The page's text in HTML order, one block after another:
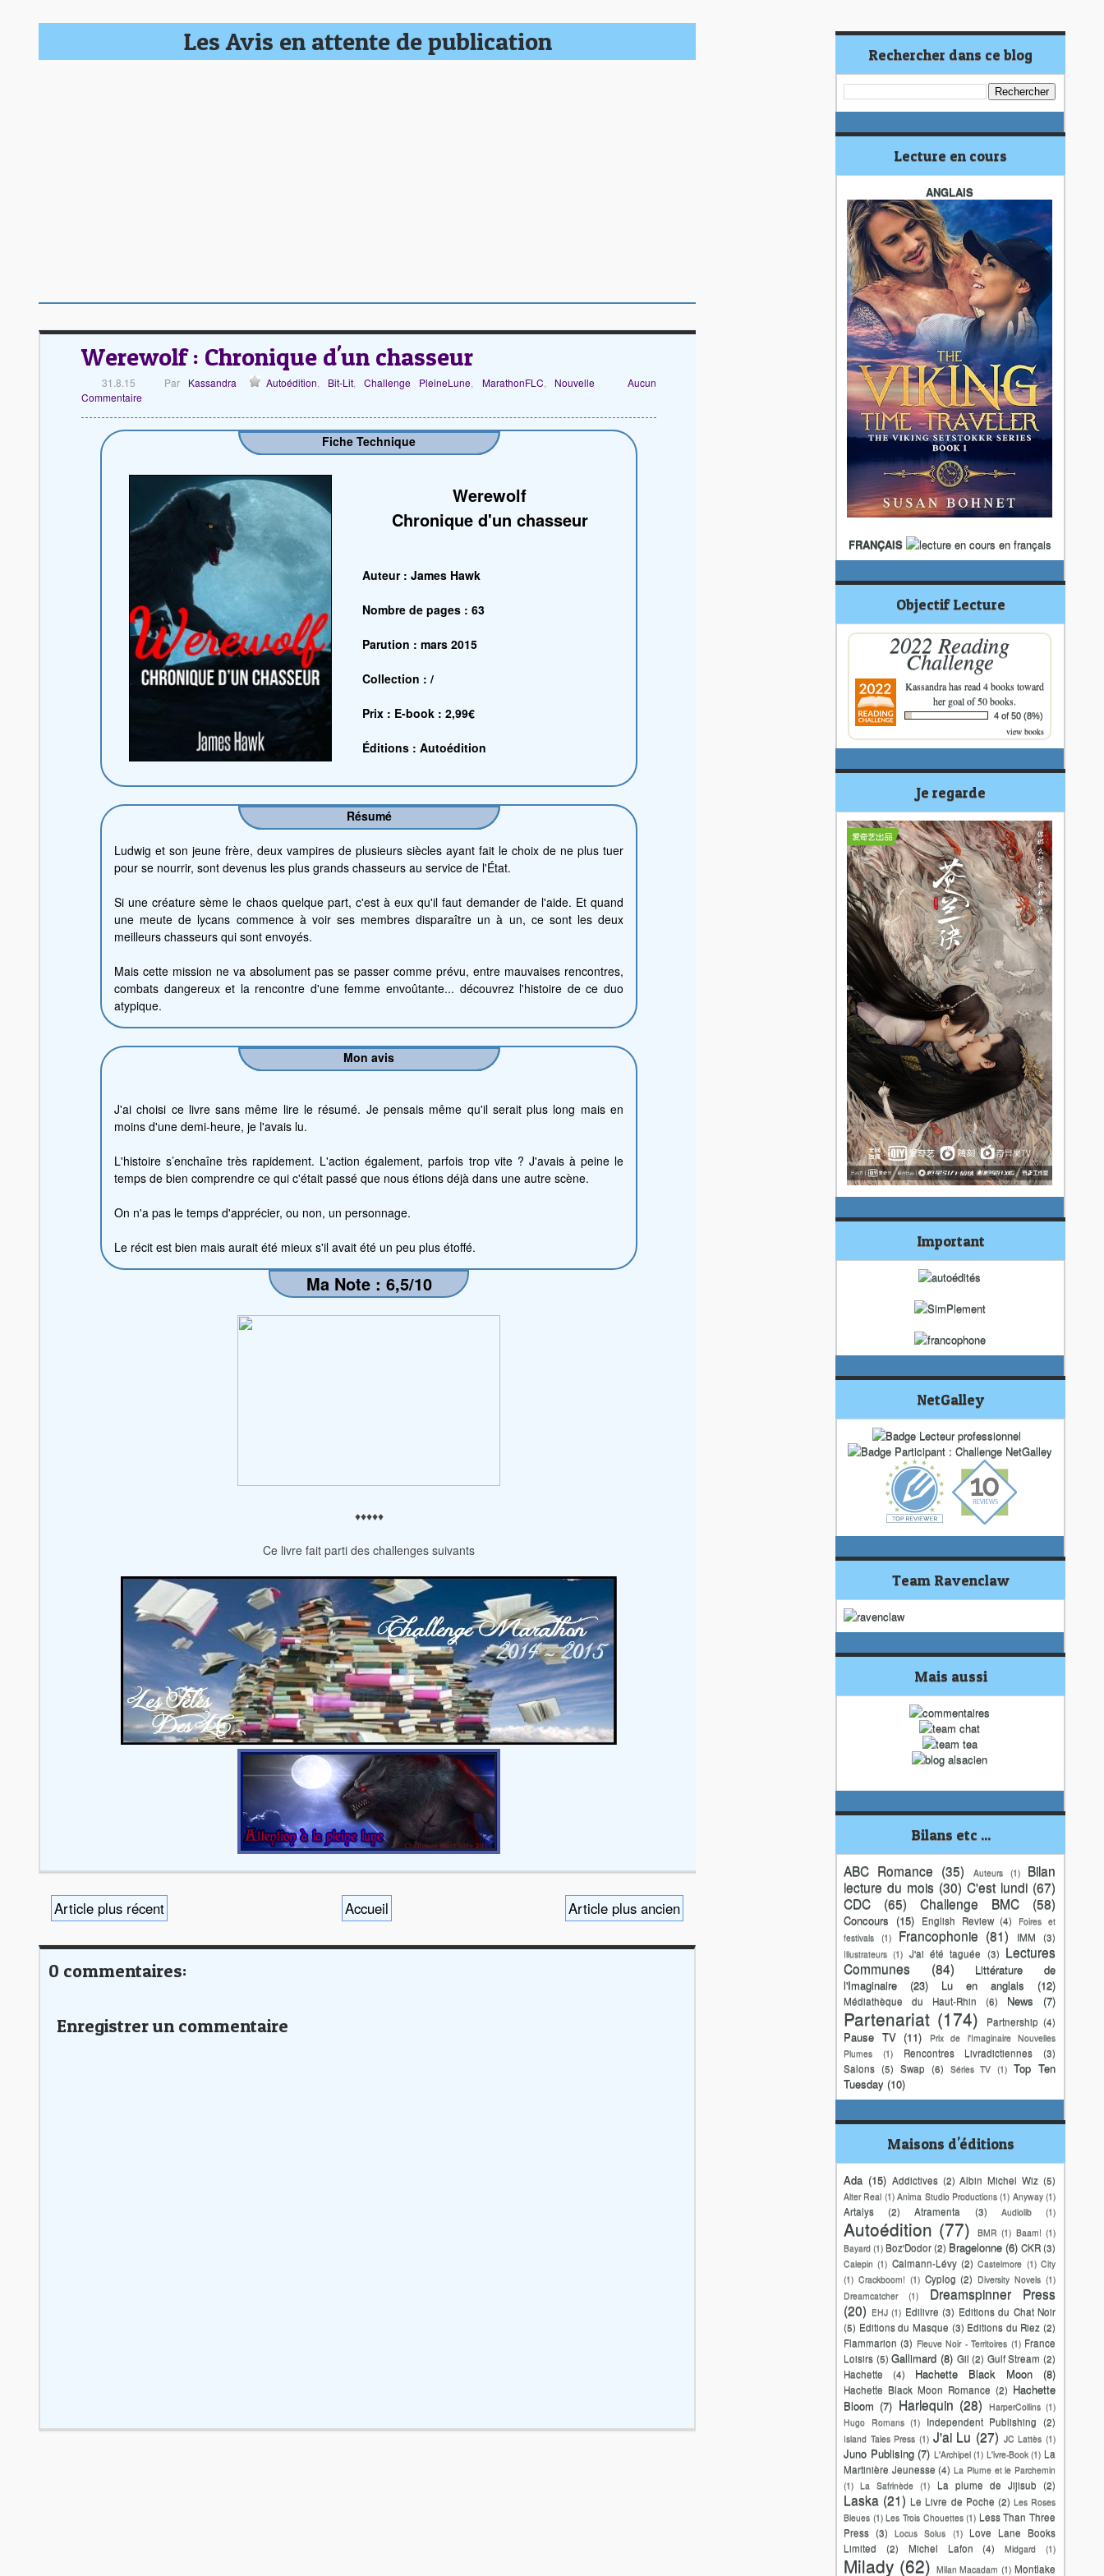
Les Avis en attente de publication
Werewolf : Chronique d'un chasseur
31.8.15 Par Kassandra Autoédition Bit-Lit,Challenge PleineLune MarathonFLC Nouvelle
Aucun
Commentaire
Fiche Technique
Werewolf
Chronique d'un chasseur
Auteur : James Hawk
Nombre de pages : 63
Parution : mars 2015
Collection : /
Prix : E-book : 2,99€
Éditions : Autoédition
Résumé
Ludwig et son jeune frère, deux vampires de plusieurs siècles ayant fait le choix de ne plus tuer
pour se nourrir, sont devenus les plus grands chasseurs au service de l'État.
Si une créature sème le chaos quelque part, c'est à eux qu'il faut demander de l'aide. Et quand
une meute de lycans commence à voir ses membres disparaître un à un, ce sont les deux
meilleurs chasseurs qui sont envoyés.
Mais cette mission ne va absolument pas se passer comme prévu, entre mauvaises rencontres,
combats dangereux et la rencontre d'une femme envoûtante... découvrez l'histoire de ce duo
atypique.
Mon avis
J'ai choisi ce livre sans même lire le résumé. Je pensais même qu'il serait plus long mais en
moins d'une demi-heure, je l'avais lu.
L'histoire s’enchaîne très rapidement. L'action également, parfois trop vite ? J'avais à peine le
temps de bien comprendre ce qui c'était passé que nous étions déjà dans une autre scène.
On n'a pas le temps d'apprécier, ou non, un personnage.
Le récit est bien mais aurait été mieux s'il avait été un peu plus étoffé.
Ma Note : 6,5/10
♦♦♦♦♦
Ce livre fait parti des challenges suivants
Article plus récent Article plus ancien
Accueil
0 commentaires:
Enregistrer un commentaire
Rechercher dans ce blog
Lecture en cours
ANGLAIS
FRANÇAIS
Objectif Lecture
2022 Reading
Challenge
Kassandrahas read 4 books toward
her goal of 50 books.
4 of 50 (8%)
view books
Je regarde
Important
NetGalley
Team Ravenclaw
Mais aussi
Bilans etc ...
ABC Romance (35) Auteurs (1)
Bilan
lecture du mois (30) C'est lundi (67)
CDC
(65) Challenge BMC (58)
Concours (15) English Review (4)
Foires et
festivals (1) Francophonie (81) IMM (3)
Illustrateurs (1) J'ai été taguée (3) Lectures
Communes
(84)
Littérature de
l'Imaginaire
(23) Lu en anglais (12)
Médiathèque du Haut-Rhin (6) News (7)
Partenariat (174) Partnership (4)
Pause TV (11)
Prix de l'Imaginaire Nouvelles
Plumes
(1) Rencontres Livradictiennes
(3)
Salons (5) Swap (6) Séries TV (1) Top Ten
Tuesday (10)
Maisons d'éditions
Ada (15) Addictives (2) Albin Michel Wiz (5)
Alter Real (1) Anima Studio Productions (1) Anyway (1)
Artalys (2) Atramenta (3) Audiolib (1)
Autoédition (77) BMR (1) Baam! (1)
Bayard (1) Boz'Dodor(2) Bragelonne (6) CKR(3)
Calepin (1) Calmann-Lévy (2) Castelmore (1) City
(1) Crackboom! (1) Cyplog (2) Diversity Novels (1)
Dreamcatcher
(1)
Dreamspinner Press
(20) EHJ (1) Edilivre (3) Editions du Chat Noir
(5) Editions du Masque (3) Editions du Riez (2)
Flammarion (3) Fleuve Noir - Territoires (1) France
Loisirs (5) Gallimard (8) Gil (2) Gulf Stream (2)
Hachette
(4) Hachette Black Moon (8)
Hachette Black Moon Romance (2) Hachette
Bloom (7) Harlequin (28) HarperCollins (1)
Hugo Romans (1) Independent Publishing (2)
Island Tales Press (1) J'ai Lu (27) JC Lattès (1)
Juno Publising (7) L'Archipel (1) L'ivre-Book (1) La
Martinière Jeunesse (4) La Plume et le Parchemin
(1) La Safrinède (1) La plume de Jijisub (2)
Laska (21) Le Livre de Poche (2) Les Roses
Bleues (1) Les Trois Chouettes (1) Less Than Three
Press (3) Locus Solus (1)
Love Lane Books
Limited
(2) Michel Lafon (4) Midgard (1)
Milady (62) Milan Macadam (1) Montlake